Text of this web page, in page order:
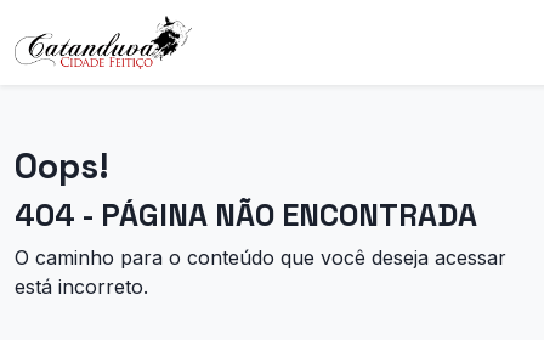
Oops!
404 - PÁGINA NÃO ENCONTRADA
O caminho para o conteúdo que você deseja acessar
está incorreto.